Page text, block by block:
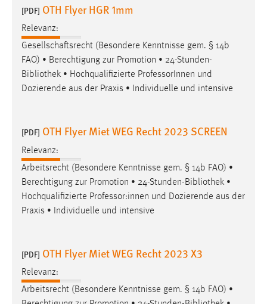
[PDF] OTH Flyer HGR 1mm
Relevanz:
Gesellschaftsrecht (Besondere Kenntnisse gem. § 14b
FAO) • Berechtigung zur Promotion • 24-Stunden-
Bibliothek • Hochqualifizierte ProfessorInnen und
Dozierende aus der Praxis • Individuelle und intensive
[PDF] OTH Flyer Miet WEG Recht 2023 SCREEN
Relevanz:
Arbeitsrecht (Besondere Kenntnisse gem. § 14b FAO) •
Berechtigung zur Promotion • 24-Stunden-Bibliothek •
Hochqualifizierte Professor:innen und Dozierende aus der
Praxis • Individuelle und intensive
[PDF] OTH Flyer Miet WEG Recht 2023 X3
Relevanz:
Arbeitsrecht (Besondere Kenntnisse gem. § 14b FAO) •
Zweck:
Dieser Cookie ist notwendig um sich an der Website
einloggen zu können.
Cookie Laufzeit:
24 Stunden
STATISTIK
Diese Informationen helfen uns zu verstehen, wie
unsere Besucher unsere Website nutzen.
Matomo
Zweck:
Zugriffsstatistik
Cookie Laufzeit: